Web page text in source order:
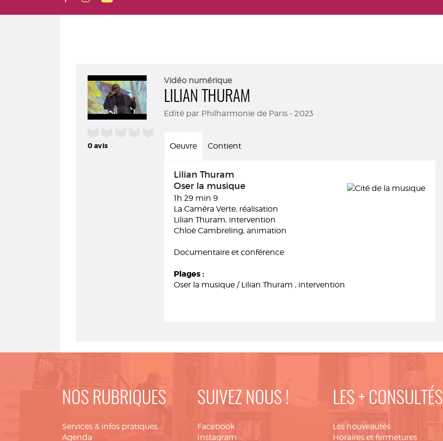
0avis
Vidéo numérique
LILIAN THURAM
Edité par Philharmonie de Paris - 2023
Oeuvre Contient
Lilian Thuram
Oser la musique
1h 29 min 9
La Caméra Verte, réalisation
Lilian Thuram, intervention
Chloë Cambreling, animation
Documentaire et conférence
Plages :
Oser la musique / Lilian Thuram , intervention
NOS RUBRIQUES
Services & infos pratiques
Agenda
SUIVEZ NOUS !
Facebook
Instagram
LES + CONSULTÉS
Les nouveautés
Horaires et fermetures